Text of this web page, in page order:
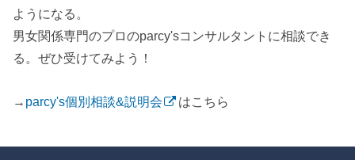
ようになる。
男女関係専門のプロのparcy'sコンサルタントに相談でき
る。ぜひ受けてみよう！
→ parcy's個別相談&説明会 はこちら